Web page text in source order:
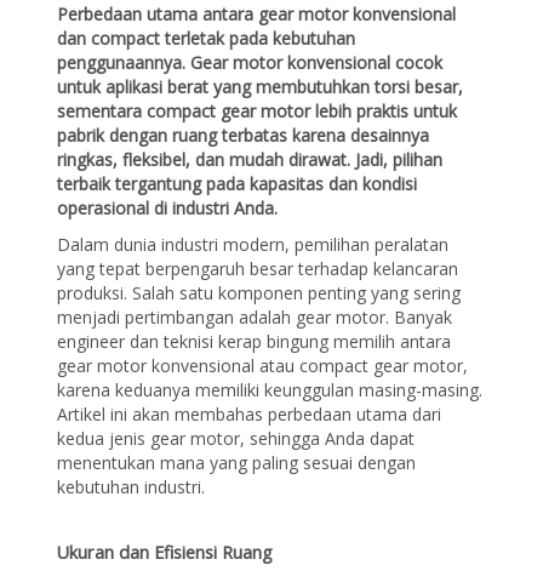
Perbedaan utama antara gear motor konvensional
dan compact terletak pada kebutuhan
penggunaannya. Gear motor konvensional cocok
untuk aplikasi berat yang membutuhkan torsi besar,
sementara compact gear motor lebih praktis untuk
pabrik dengan ruang terbatas karena desainnya
ringkas, fleksibel, dan mudah dirawat. Jadi, pilihan
terbaik tergantung pada kapasitas dan kondisi
operasional di industri Anda.
Dalam dunia industri modern, pemilihan peralatan
yang tepat berpengaruh besar terhadap kelancaran
produksi. Salah satu komponen penting yang sering
menjadi pertimbangan adalah gear motor. Banyak
engineer dan teknisi kerap bingung memilih antara
gear motor konvensional atau compact gear motor,
karena keduanya memiliki keunggulan masing-masing.
Artikel ini akan membahas perbedaan utama dari
kedua jenis gear motor, sehingga Anda dapat
menentukan mana yang paling sesuai dengan
kebutuhan industri.
Ukuran dan Efisiensi Ruang